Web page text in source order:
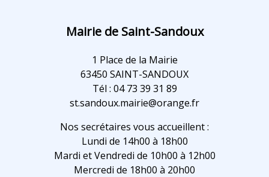
Mairie de Saint-Sandoux
1 Place de la Mairie
63450 SAINT-SANDOUX
Tél : 04 73 39 31 89
st.sandoux.mairie@orange.fr
Nos secrétaires vous accueillent :
Lundi de 14h00 à 18h00
Mardi et Vendredi de 10h00 à 12h00
Mercredi de 18h00 à 20h00